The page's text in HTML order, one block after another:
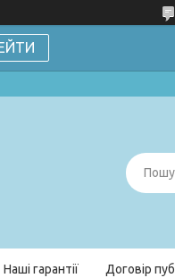
Наші гарантії Договір